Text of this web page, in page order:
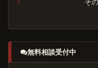
そ
無料相談受付中